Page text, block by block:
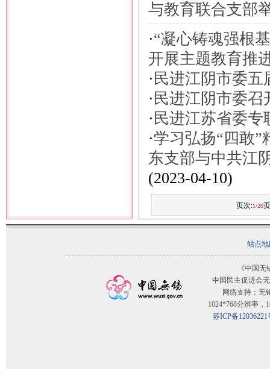
与教育联合支部
·“凝心铸魂强根
开展主题教育推
· 民进江阴市委五
· 民进江阴市委
· 民进江苏省委
·学习弘扬“四敢
东支部与中共江
(2023-04-10)
页次:1/20
站点
《中国
中国民主促进会
网络支持：无
1024*768分辨率，
苏ICP备12036221